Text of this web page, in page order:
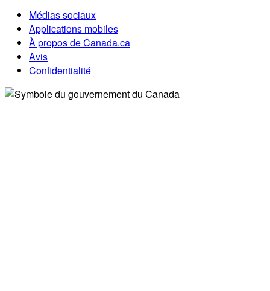
Médias sociaux
Applications mobiles
À propos de Canada.ca
Avis
Confidentialité